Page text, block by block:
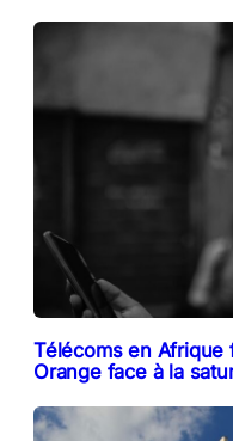
Télécoms en Afrique
Orange face à la